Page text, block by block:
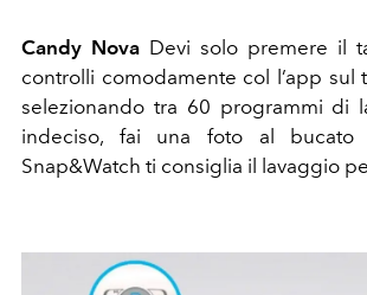
Candy Nova Devi solo premere il
controlli comodamente col l’app sul
selezionando tra 60 programmi di
indeciso, fai una foto al bucato
Snap&Watch ti consiglia il lavaggio